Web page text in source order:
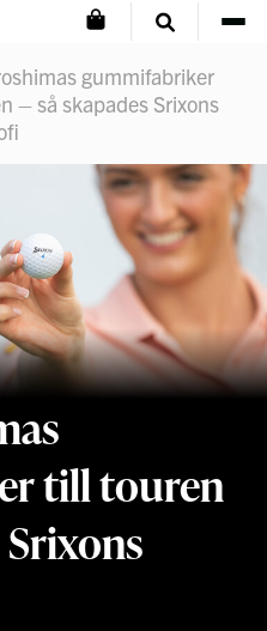
gummifabriker
– så skapades Srixons
till touren
Srixons